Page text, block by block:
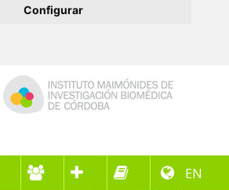
Configurar
EN